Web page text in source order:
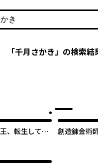
名で探す
「千月さかき」の検索結
、転生して最
創造錬金術